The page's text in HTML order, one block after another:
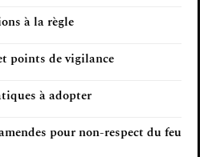
à la règle
points de vigilance
à adopter
pour non-respect du feu